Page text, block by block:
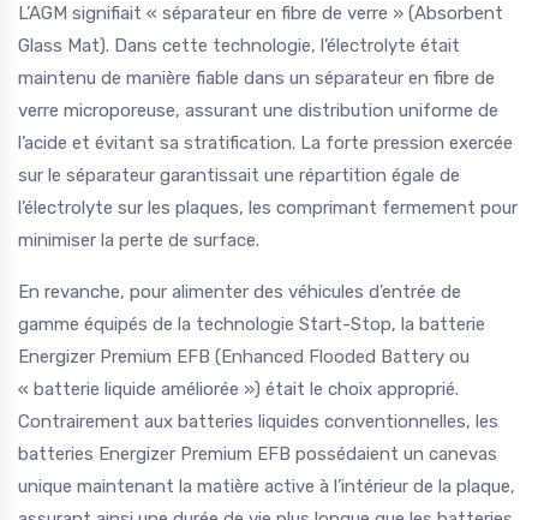
L’AGM signifiait « séparateur en fibre de verre » (Absorbent
Glass Mat). Dans cette technologie, l’électrolyte était
maintenu de manière fiable dans un séparateur en fibre de
verre microporeuse, assurant une distribution uniforme de
l’acide et évitant sa stratification. La forte pression exercée
sur le séparateur garantissait une répartition égale de
l’électrolyte sur les plaques, les comprimant fermement pour
minimiser la perte de surface.
En revanche, pour alimenter des véhicules d’entrée de
gamme équipés de la technologie Start-Stop, la batterie
Energizer Premium EFB (Enhanced Flooded Battery ou
« batterie liquide améliorée ») était le choix approprié.
Contrairement aux batteries liquides conventionnelles, les
batteries Energizer Premium EFB possédaient un canevas
unique maintenant la matière active à l’intérieur de la plaque,